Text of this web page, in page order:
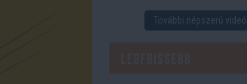
Western Union
További népszerű